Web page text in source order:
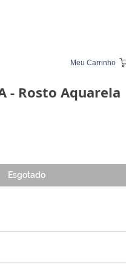
- Rosto Aquarela
Esgotado
Meu Carrinho